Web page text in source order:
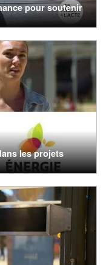
pour soutenir
les projets